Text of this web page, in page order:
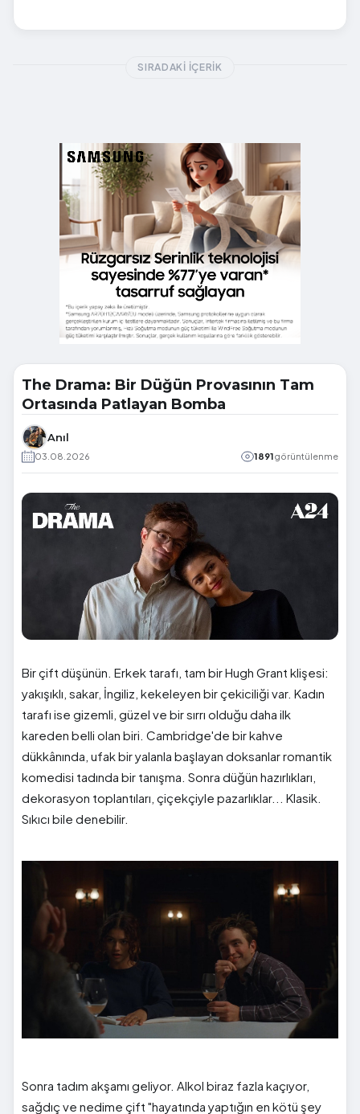
SIRADAKI İÇERIK
The Drama: Bir Düğün Provasının Tam
Ortasında Patlayan Bomba
Anıl
03.08.2026 1891görüntülenme
Bir çift düşünün. Erkek tarafı, tam bir Hugh Grant klişesi:
yakışıklı, sakar, İngiliz, kekeleyen bir çekiciliği var. Kadın
tarafı ise gizemli, güzel ve bir sırrı olduğu daha ilk
kareden belli olan biri. Cambridge'de bir kahve
dükkânında, ufak bir yalanla başlayan doksanlar romantik
komedisi tadında bir tanışma. Sonra düğün hazırlıkları,
dekorasyon toplantıları, çiçekçiyle pazarlıklar... Klasik.
Sıkıcı bile denebilir.
Sonra tadım akşamı geliyor. Alkol biraz fazla kaçıyor,
sağdıç ve nedime çift "hayatında yaptığın en kötü şey